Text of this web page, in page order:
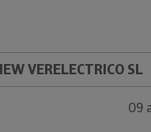
VERELECTRICO SL
09